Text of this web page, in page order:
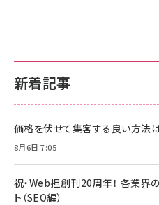
新着記事
価格を伏せて集客する良い方法
8月6日 7:05
祝・Web担創刊20周年！ 各業界
ト（SEO編）